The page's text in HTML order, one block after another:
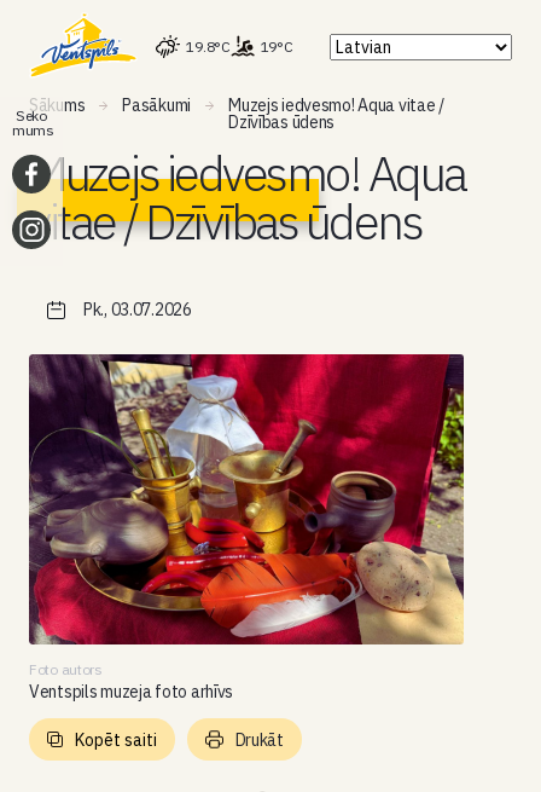
19.8°C 19°C
Sākums Pasākumi Muzejs iedvesmo! Aqua vitae /
Dzīvības ūdens
Muzejs iedvesmo! Aqua
vitae / Dzīvības ūdens
Pk., 03.07.2026
Foto autors
Ventspils muzeja foto arhīvs
Kopēt saiti Drukāt
Seko
mums